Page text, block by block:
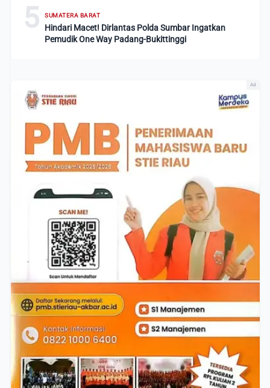
5 SUMATERA BARAT
Hindari Macet! Dirlantas Polda Sumbar Ingatkan
Pemudik One Way Padang-Bukittinggi
Ad